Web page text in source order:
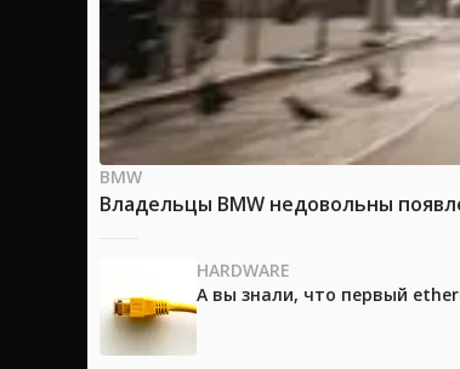
BMW
Владельцы BMW недовольны
HARDWARE
А вы знали, что первый